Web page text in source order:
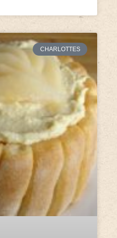
CHARLOTTES